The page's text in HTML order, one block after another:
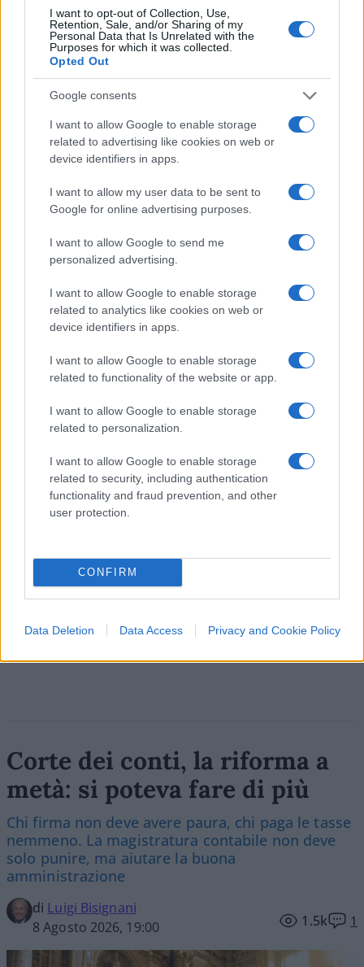
I want to opt-out of Collection, Use,
Retention, Sale, and/or Sharing of my
Personal Data that Is Unrelated with the
Purposes for which it was collected.
Opted Out
Google consents
I want to allow Google to enable storage
related to advertising like cookies on web or
device identifiers in apps.
I want to allow my user data to be sent to
Google for online advertising purposes.
I want to allow Google to send me
personalized advertising.
I want to allow Google to enable storage
related to analytics like cookies on web or
device identifiers in apps.
I want to allow Google to enable storage
related to functionality of the website or app.
I want to allow Google to enable storage
related to personalization.
I want to allow Google to enable storage
related to security, including authentication
functionality and fraud prevention, and other
user protection.
CONFIRM
Data Deletion Data Access Privacy and Cookie Policy
2.000 miliardi. E da cosa è dovuto? Aumenti
soprattutto di fatturati, grandi e piccoli, dagli
artigiani, ai ristoratori (finalmente) e soprattutto
alle grandi aziende.
Nell’economia di mercato globale, per uno che
E oggi in Italia molti
godono.Per cui, nella realtà dei fatti, non nei titoli
dei giornali e nei commenti dei piagnistei social, il
capitalismo in Italia vince! E se ne fotte di tutto il
resto. Forse non era questo l’obiettivo e il
programma del governo, lo sappiamo, ma se si
guardano i dati è così.
Paolo Becchi e Giovanni Zibordi, 3 gennaio 2024
Leggi i commenti
Vignetta del 07/08/2026
Vai all'archivio delle vignette
Corte dei conti, la riforma a
metà: si poteva fare di più
Chi firma non deve avere paura, chi paga le tasse
nemmeno. La magistratura contabile non deve
solo punire, ma aiutare la buona
amministrazione
di Luigi Bisignani
8 Agosto 2026, 19:00
1.5k 1